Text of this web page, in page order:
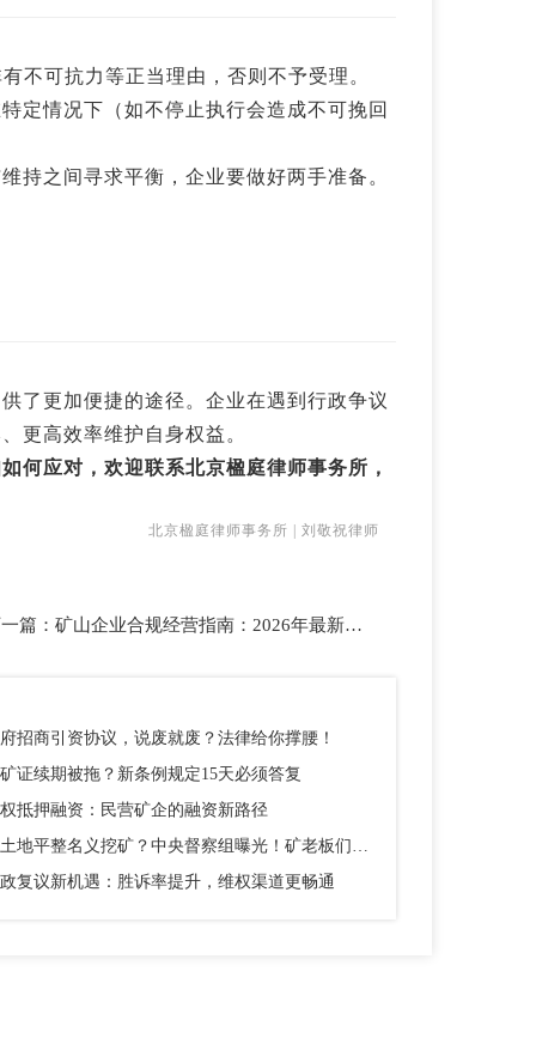
不可抗力等正当理由，否则不予受理。
定情况下（如不停止执行会造成不可挽回
持之间寻求平衡，企业要做好两手准备。
了更加便捷的途径。企业在遇到行政争议
更高效率维护自身权益。
何应对，欢迎联系北京楹庭律师事务所，
北京楹庭律师事务所 | 刘敬祝律师
篇： 矿山企业合规经营指南：2026年最新要求全解读
招商引资协议，说废就废？法律给你撑腰！
证续期被拖？新条例规定15天必须答复
抵押融资：民营矿企的融资新路径
以土地平整名义挖矿？中央督察组曝光！矿老板们别踩这个坑
复议新机遇：胜诉率提升，维权渠道更畅通